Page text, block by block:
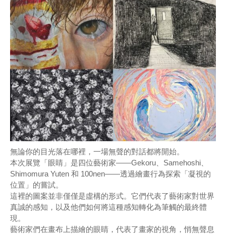
無論你的目光落在哪裡，一場無聲的對話都將開始。
本次展覽「眼睛」是四位藝術家——Gekoru、Samehoshi、
Shimomura Yuten 和 100nen——透過繪畫行為探索「凝視的
位置」的嘗試。
這裡的圖案並非僅僅是虛構的形式。它們代表了藝術家對世界
真誠的感知，以及他們如何將這種感知轉化為筆觸的最終體
現。
藝術家們在畫布上描繪的眼睛，代表了畫家的視角，悄無聲息